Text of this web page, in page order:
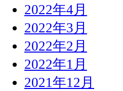
2022年4月
2022年3月
2022年2月
2022年1月
2021年12月